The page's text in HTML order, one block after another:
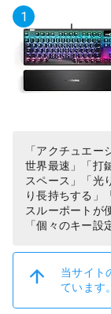
1
「アクチュエ
世界最速」「打
スペース」「光
り長持ちする」
スルーポートが
「個々のキー設
当サイト
ています。